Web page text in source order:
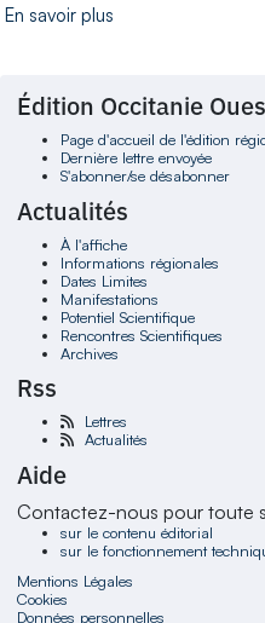
En savoir plus
Édition Occitanie
Page d'accueil de l'édition
Dernière lettre envoyée
S'abonner/se désabonner
Actualités
À l'affiche
Informations régionales
Dates Limites
Manifestations
Potentiel Scientifique
Rencontres Scientifiques
Archives
Rss
Lettres
Actualités
Aide
Contactez-nous pour toute
sur le contenu éditorial
sur le fonctionnement
Mentions Légales
Cookies
Données personnelles